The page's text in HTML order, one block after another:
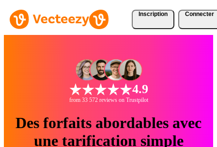
Inscription Connecter
4.9
from 33 572 reviews on Trustpilot
Des forfaits abordables avec
une tarification simple